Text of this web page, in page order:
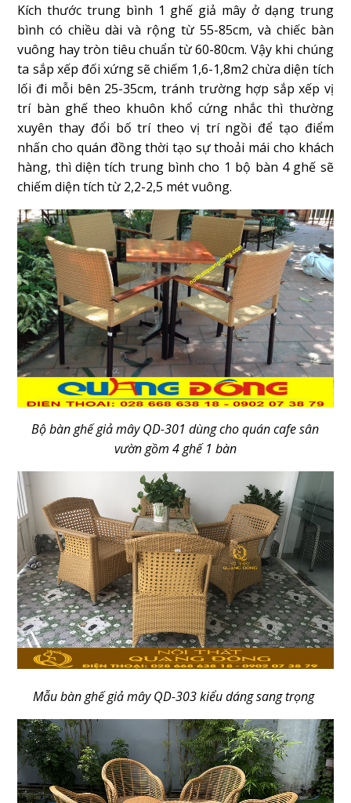
Kích thước trung bình 1 ghế giả mây ở dạng trung
bình có chiều dài và rộng từ 55-85cm, và chiếc bàn
vuông hay tròn tiêu chuẩn từ 60-80cm. Vậy khi chúng
ta sắp xếp đối xứng sẽ chiếm 1,6-1,8m2 chừa diện tích
lối đi mỗi bên 25-35cm, tránh trường hợp sắp xếp vị
trí bàn ghế theo khuôn khổ cứng nhắc thì thường
xuyên thay đổi bố trí theo vị trí ngồi để tạo điểm
nhấn cho quán đồng thời tạo sự thoải mái cho khách
hàng, thì diện tích trung bình cho 1 bộ bàn 4 ghế sẽ
chiếm diện tích từ 2,2-2,5 mét vuông.
Bộ bàn ghế giả mây QD-301 dùng cho quán cafe sân
vườn gồm 4 ghế 1 bàn
Mẫu bàn ghế giả mây QD-303 kiểu dáng sang trọng